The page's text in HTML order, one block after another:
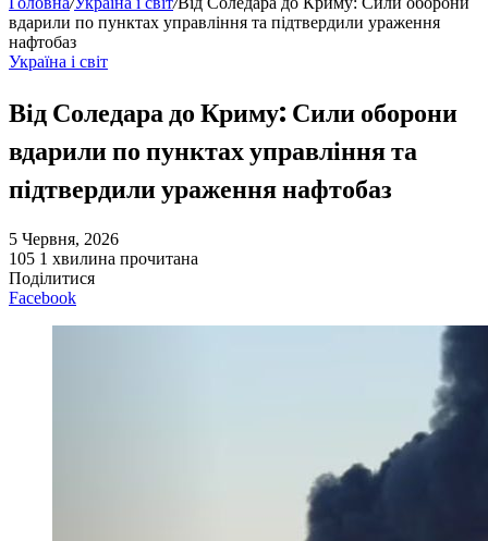
вдарили по пунктах управління та підтвердили ураження
нафтобаз
Україна і світ
Від Соледара до Криму: Сили оборони
вдарили по пунктах управління та
підтвердили ураження нафтобаз
5 Червня, 2026
105 1 хвилина прочитана
Поділитися
Facebook